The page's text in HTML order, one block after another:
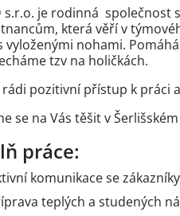
s.r.o. je rodinná společnost
která věří v
vyloženými nohami.
tzv na holičkách.
rádi pozitivní přístup k práci
se na Vás těšit v
práce:
komunikace se zákazníky
teplých a studených